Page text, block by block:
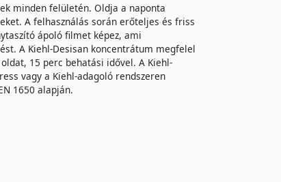
minden felületén. Oldja a naponta
A felhasználás során erőteljes és friss
ápoló filmet képez, ami
A Kiehl-Desisan koncentrátum megfelel
15 perc behatási idővel. A Kiehl-
vagy a Kiehl-adagoló rendszeren
1650 alapján.